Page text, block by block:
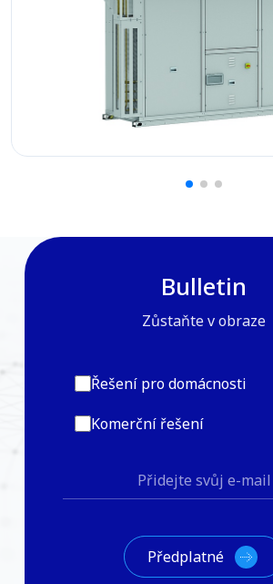
Bulletin
Zůstaňte v obraze
Řešení pro domácnosti
Komerční řešení